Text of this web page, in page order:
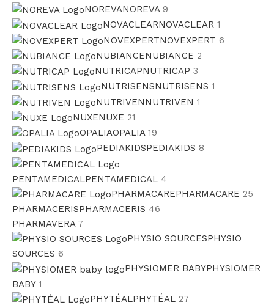
NOREVANOREVA 9
NOVACLEARNOVACLEAR 1
NOVEXPERTNOVEXPERT 6
NUBIANCENUBIANCE 2
NUTRICAPNUTRICAP 3
NUTRISENSNUTRISENS 1
NUTRIVENNUTRIVEN 1
NUXENUXE 21
OPALIAOPALIA 19
PEDIAKIDSPEDIAKIDS 8
PENTAMEDICALPENTAMEDICAL 4
PHARMACAREPHARMACARE 25
PHARMACERISPHARMACERIS 46
PHARMAVERA 7
PHYSIO SOURCESPHYSIO
SOURCES 6
PHYSIOMER BABYPHYSIOMER
BABY 1
PHYTÉALPHYTÉAL 27